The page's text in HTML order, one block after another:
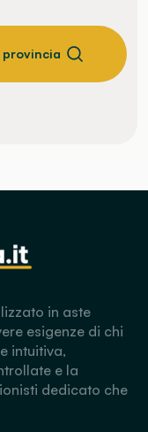
provincia
in aste
esigenze di chi
intuitiva,
e la
dedicato che